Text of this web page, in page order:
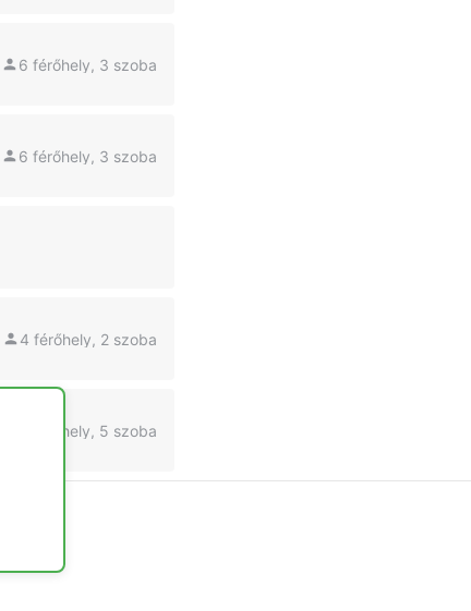
6 férőhely, 3 szoba
6 férőhely, 3 szoba
4 férőhely, 2 szoba
12 férőhely, 5 szoba